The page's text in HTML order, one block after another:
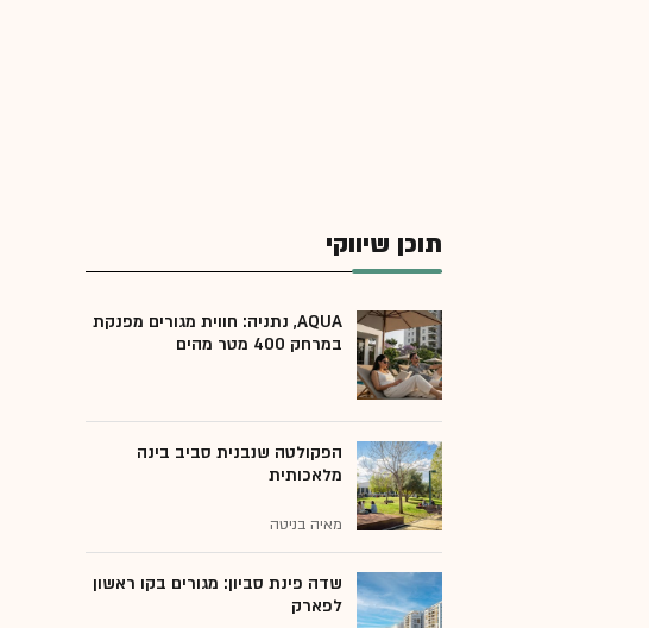
תוכן שיווקי
AQUA, נתניה: חווית מגורים מפנקת
במרחק 400 מטר מהים
הפקולטה שנבנית סביב בינה
מלאכותית
מאיה בניטה
שדה פינת סביון: מגורים בקו ראשון
לפארק